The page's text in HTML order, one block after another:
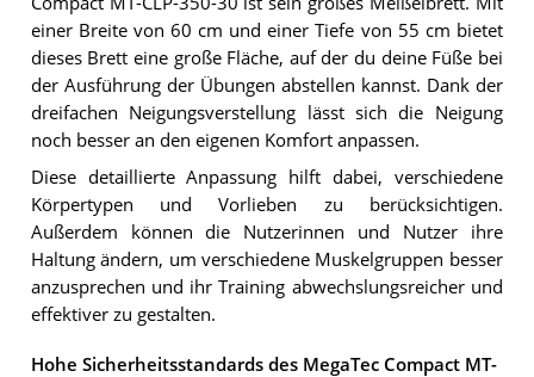
einer Breite von 60 cm und einer Tiefe von 55 cm bietet
dieses Brett eine große Fläche, auf der du deine Füße bei
der Ausführung der Übungen abstellen kannst. Dank der
dreifachen Neigungsverstellung lässt sich die Neigung
noch besser an den eigenen Komfort anpassen.
Diese detaillierte Anpassung hilft dabei, verschiedene
Körpertypen und Vorlieben zu berücksichtigen.
Außerdem können die Nutzerinnen und Nutzer ihre
Haltung ändern, um verschiedene Muskelgruppen besser
anzusprechen und ihr Training abwechslungsreicher und
effektiver zu gestalten.
Hohe Sicherheitsstandards des MegaTec Compact MT-